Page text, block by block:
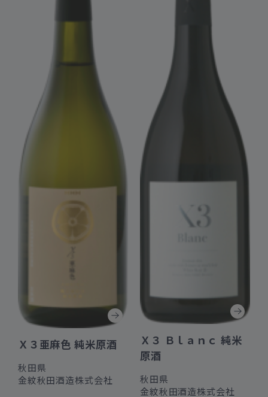
Ｘ３亜麻色 純米原酒
秋田県
金紋秋田酒造株式会社
Ｘ３ Ｂｌａｎｃ 純米
原酒
秋田県
金紋秋田酒造株式会社